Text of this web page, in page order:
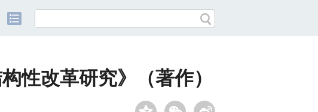
性改革研究》（著作）